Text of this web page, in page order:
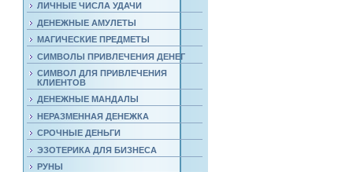
ЛИЧНЫЕ ЧИСЛА УДАЧИ
ДЕНЕЖНЫЕ АМУЛЕТЫ
МАГИЧЕСКИЕ ПРЕДМЕТЫ
СИМВОЛЫ ПРИВЛЕЧЕНИЯ ДЕНЕГ
СИМВОЛ ДЛЯ ПРИВЛЕЧЕНИЯ
КЛИЕНТОВ
ДЕНЕЖНЫЕ МАНДАЛЫ
НЕРАЗМЕННАЯ ДЕНЕЖКА
СРОЧНЫЕ ДЕНЬГИ
ЭЗОТЕРИКА ДЛЯ БИЗНЕСА
РУНЫ